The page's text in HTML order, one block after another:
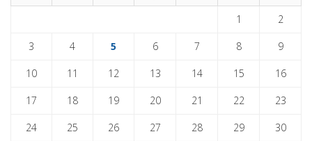
1 2
3 4 5 6 7 8 9
10 11 12 13 14 15 16
17 18 19 20 21 22 23
24 25 26 27 28 29 30